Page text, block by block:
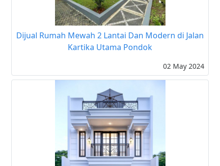
Dijual Rumah Mewah 2 Lantai Dan Modern di Jalan
Kartika Utama Pondok
02 May 2024